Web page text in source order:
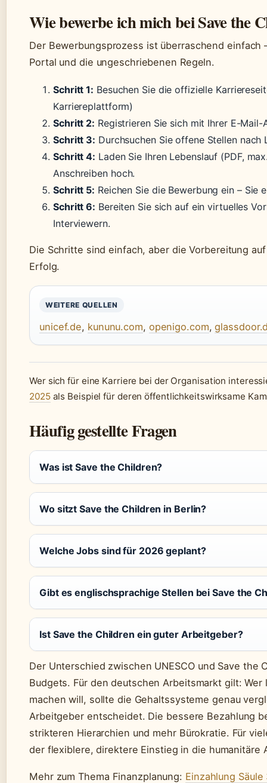
Wie bewerbe ich mich bei Save
Der Bewerbungsprozess ist überraschend
Portal und die ungeschriebenen Regeln.
Schritt 1: Besuchen Sie die offizielle
Karriereplattform)
Schritt 2: Registrieren Sie sich mit Ihrer E-
Schritt 3: Durchsuchen Sie offene Stellen
Schritt 4: Laden Sie Ihren Lebenslauf (PDF,
Anschreiben hoch.
Schritt 5: Reichen Sie die Bewerbung ein –
Schritt 6: Bereiten Sie sich auf ein virtuelles
Interviewern.
Die Schritte sind einfach, aber die Vorbereitung
Erfolg.
WEITERE QUELLEN
unicef.de, kununu.com, openigo.com,
Wer sich für eine Karriere bei der Organisation
2025als Beispiel für deren öffentlichkeitswirksame
Häufig gestellte Fragen
Was ist Save the Children?
Wo sitzt Save the Children in Berlin?
Welche Jobs sind für 2026 geplant?
Gibt es englischsprachige Stellen bei Save the
Ist Save the Children ein guter Arbeitgeber?
Der Unterschied zwischen UNESCO und Save
Budgets. Für den deutschen Arbeitsmarkt gilt:
machen will, sollte die Gehaltssysteme genau
Arbeitgeber entscheidet. Die bessere Bezahlung
strikteren Hierarchien und mehr Bürokratie. Für
der flexiblere, direktere Einstieg in die humanitäre
Mehr zum Thema Finanzplanung: Einzahlung